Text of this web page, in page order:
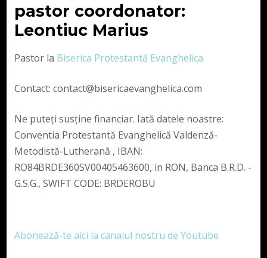
pastor coordonator:
Leontiuc Marius
Pastor la Biserica Protestantă Evanghelica
Contact: contact@bisericaevanghelica.com
Ne puteți susține financiar. Iată datele noastre:
Conventia Protestantă Evanghelică Valdenză-
Metodistă-Lutherană , IBAN:
RO84BRDE360SV00405463600, in RON, Banca B.R.D. -
G.S.G., SWIFT CODE: BRDEROBU
Abonează-te aici la canalul nostru de Youtube